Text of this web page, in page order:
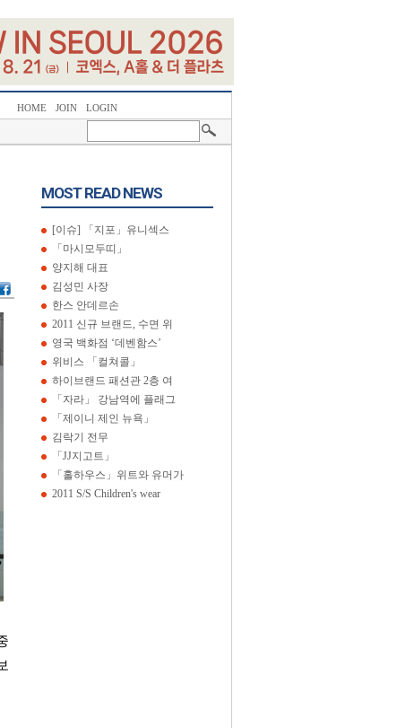
HOME JOIN LOGIN
MOST READ NEWS
[이슈] 「지포」유니섹스
「마시모두띠」
양지해 대표
김성민 사장
한스 안데르손
2011 신규 브랜드, 수면 위
영국 백화점 ‘데벤함스’
위비스 「컬쳐콜」
하이브랜드 패션관 2층 여
「자라」 강남역에 플래그
「제이니 제인 뉴욕」
김락기 전무
「JJ지고트」
「홀하우스」위트와 유머가
2011 S/S Children's wear